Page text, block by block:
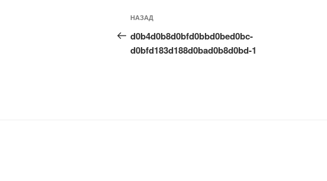
Навигация
по
записям
Предыдущая
запись:
НАЗАД
d0b4d0b8d0bfd0bbd0bed0bc-
d0bfd183d188d0bad0b8d0bd-1